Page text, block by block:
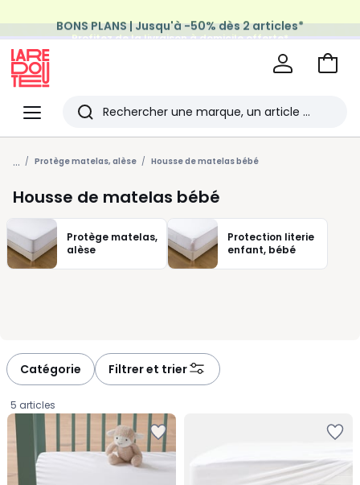
BONS PLANS | Jusqu'à -50% dès 2 articles*
Profitez de la livraison à domicile offerte*
sur tous vos achats Mode & Maison
Menu
Redoute
Rechercher
Les
derniers
articles
consultés
Aller
... Protège matelas, alèse Housse de matelas bébé
Housse de matelas bébé
Protège matelas,
alèse
Protection literie
enfant, bébé
Catégorie Filtrer et trier
5 articles